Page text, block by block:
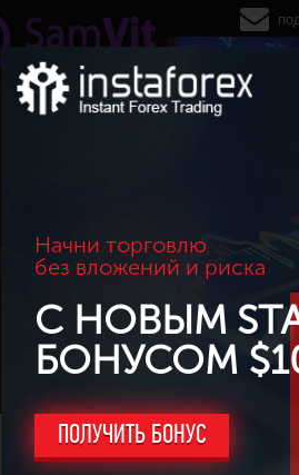
Начни торговлю
без вложений и риска
С НОВЫМ
БОНУСОМ
ПОЛУЧИТЬ БОНУС